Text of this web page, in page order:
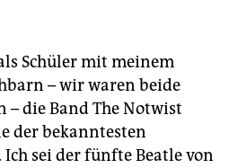
Schüler mit meinem
– wir waren beide
– die Band The Notwist
der bekanntesten
sei der fünfte Beatle von